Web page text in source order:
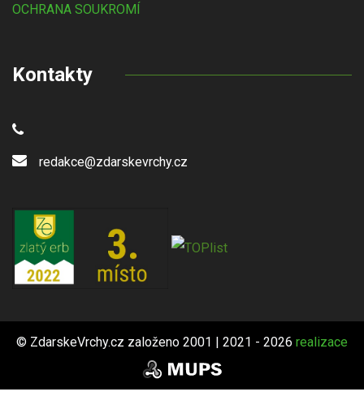
OCHRANA SOUKROMÍ
Kontakty
redakce@zdarskevrchy.cz
© ZdarskeVrchy.cz založeno 2001 | 2021 - 2026 realizace